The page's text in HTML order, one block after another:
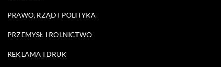
PRAWO, RZĄD I POLITYKA
PRZEMYSŁ I ROLNICTWO
REKLAMA I DRUK